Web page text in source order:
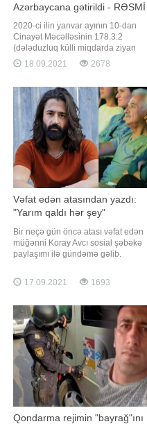
Azərbaycana gətirildi - RƏSMİ
2020-ci ilin yanvar ayının 10-dan
Cinayət Məcəlləsinin 178.3.2
(dələduzluq külli miqdarda ziyan
vurmaqla törədildikdə) maddəsi ilə
Daxili İşlər Nazirliyi tərəfindən
Mahmudov Maqsud Soltan oğlu bu
il iyul ayında Ukrayna Respublikası
ərazisində tutulub. Bu barədə Baş
Prokurorlu
18.09.2021 2678
Vəfat edən atasından yazdı:
"Yarım qaldı hər şey"
Bir neçə gün öncə atası vəfat edən
müğənni Koray Avcı sosial şəbəkə
paylaşımı ilə gündəmə gəlib.
atasının fotosunu paylaşan sənətçi
hisslərini belə ifadə edib:. "Mənə
olmamışam. Heç oturub içki də
içmədik səninlə. Aşiq olduğumu d
17.09.2021 1693
Qondarma rejimin "bayrağ"ını